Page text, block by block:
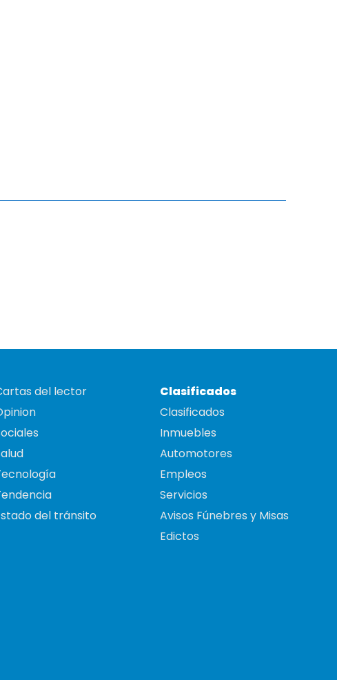
del lector
del tránsito
Clasificados
Clasificados
Inmuebles
Automotores
Empleos
Servicios
Avisos Fúnebres y Misas
Edictos